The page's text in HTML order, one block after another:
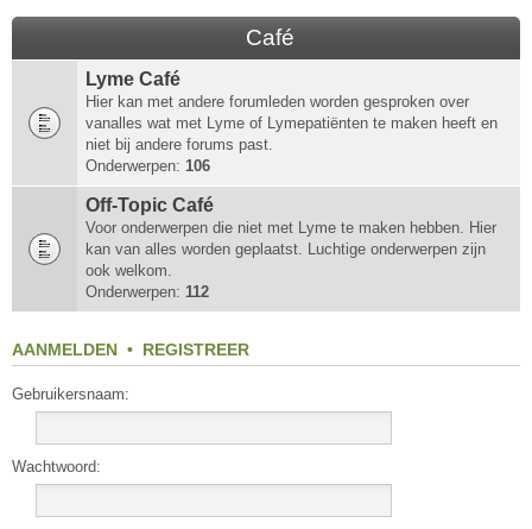
Café
Lyme Café
Hier kan met andere forumleden worden gesproken over
vanalles wat met Lyme of Lymepatiënten te maken heeft en
niet bij andere forums past.
Onderwerpen: 106
Off-Topic Café
Voor onderwerpen die niet met Lyme te maken hebben. Hier
kan van alles worden geplaatst. Luchtige onderwerpen zijn
ook welkom.
Onderwerpen: 112
AANMELDEN • REGISTREER
Gebruikersnaam:
Wachtwoord: